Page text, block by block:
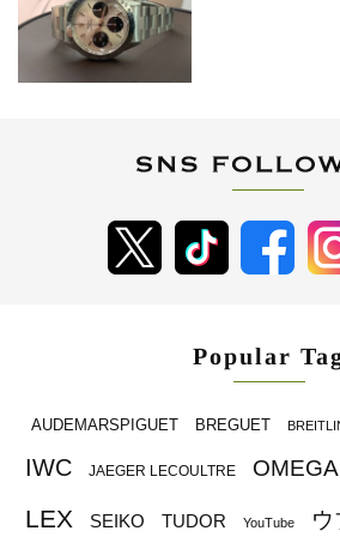
Popular
AUDEMARSPIGUET BREGUET
IWC JAEGER LECOULTRE OMEGA
LEX
SEIKO TUDOR YouTube ウ